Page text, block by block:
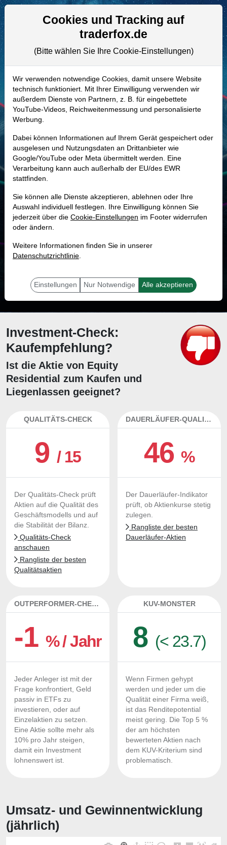
Aktien- und Artikelsuche
985334 | EQR–Equity Residential
Aktie
Realtime-Aktienkurs:
- - -
-
Marktkapitalisierung 25,15 Mrd. USD
Unternehmenswert
Umsatz 3,09 Mrd. USD
62.3 %
mit dieser Aktie erfolgreich sein.
Investment-Check:
Kaufempfehlung?
Ist die Aktie von Equity
Residential zum Kaufen und
Liegenlassen geeignet?
QUALITÄTS-CHECK
9/ 15
Der Qualitäts-Check prüft
Aktien auf die Qualität des
Geschäftsmodells und auf
die Stabilität der Bilanz.
Qualitäts-Check
anschauen
Rangliste der besten
Qualitätsaktien
DAUERLÄUFER-QUALITÄTEN
46%
Der Dauerläufer-Indikator
prüft, ob Aktienkurse stetig
zulegen.
Rangliste der besten
Dauerläufer-Aktien
OUTPERFORMER-CHECK
-1 % / Jahr
Jeder Anleger ist mit der
Frage konfrontiert, Geld
passiv in ETFs zu
investieren, oder auf
Einzelaktien zu setzen.
Eine Aktie sollte mehr als
10% pro Jahr steigen,
damit ein Investment
lohnenswert ist.
KUV-MONSTER
8 (< 23.7)
Wenn Firmen gehypt
werden und jeder um die
Qualität einer Firma weiß,
ist das Renditepotential
meist gering. Die Top 5 %
der am höchsten
bewerteten Aktien nach
dem KUV-Kriterium sind
problematisch.
Umsatz- und Gewinnentwicklung
(jährlich)
Cookies und Tracking auf
traderfox.de
(Bitte wählen Sie Ihre Cookie-Einstellungen)
Wir verwenden notwendige Cookies, damit unsere Website
technisch funktioniert. Mit Ihrer Einwilligung verwenden wir
außerdem Dienste von Partnern, z. B. für eingebettete
YouTube-Videos, Reichweitenmessung und personalisierte
Werbung.
Dabei können Informationen auf Ihrem Gerät gespeichert oder
ausgelesen und Nutzungsdaten an Drittanbieter wie
Google/YouTube oder Meta übermittelt werden. Eine
Verarbeitung kann auch außerhalb der EU/des EWR
stattfinden.
Sie können alle Dienste akzeptieren, ablehnen oder Ihre
Auswahl individuell festlegen. Ihre Einwilligung können Sie
jederzeit über die Cookie-Einstellungen im Footer widerrufen
oder ändern.
Weitere Informationen finden Sie in unserer
Datenschutzrichtlinie.
Einstellungen Nur Notwendige Alle akzeptieren